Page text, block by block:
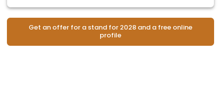
Get an offer for a stand for 2028 and a free online
profile